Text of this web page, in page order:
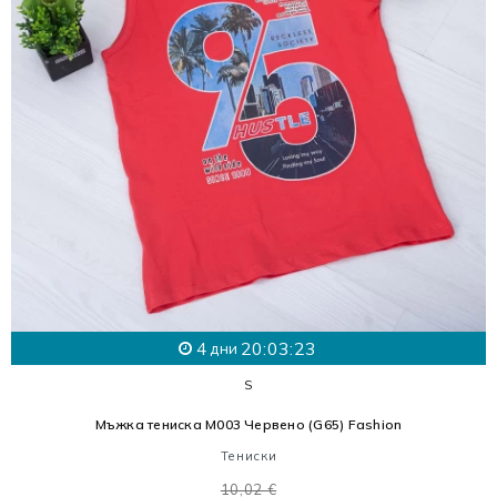
4 дни 20:03:21
S
Мъжка тениска M003 Червено (G65) Fashion
Тениски
10,02 €